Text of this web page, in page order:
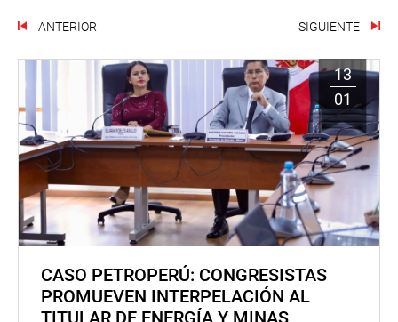
ANTERIOR SIGUIENTE
13
01
CASO PETROPERÚ: CONGRESISTAS
PROMUEVEN INTERPELACIÓN AL
TITULAR DE ENERGÍA Y MINAS